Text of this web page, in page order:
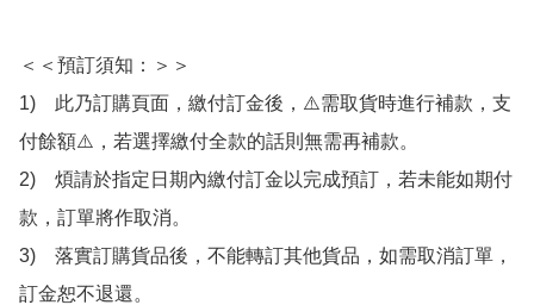
＜＜預訂須知：＞＞
1)　此乃訂購頁面，繳付訂金後，⚠️需取貨時進行補款，支
付餘額⚠️，若選擇繳付全款的話則無需再補款。
2)　煩請於指定日期內繳付訂金以完成預訂，若未能如期付
款，訂單將作取消。
3)　落實訂購貨品後，不能轉訂其他貨品，如需取消訂單，
訂金恕不退還。